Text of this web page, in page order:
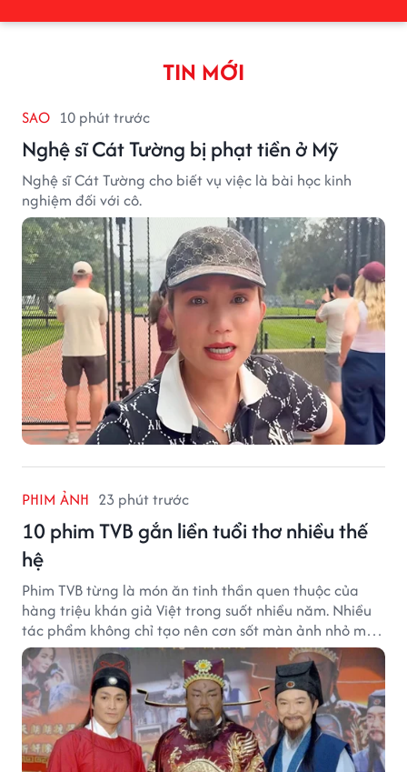
TIN MỚI
SAO 10 phút trước
Nghệ sĩ Cát Tường bị phạt tiền ở Mỹ
Nghệ sĩ Cát Tường cho biết vụ việc là bài học kinh
nghiệm đối với cô.
PHIM ẢNH 23 phút trước
10 phim TVB gắn liền tuổi thơ nhiều thế
hệ
Phim TVB từng là món ăn tinh thần quen thuộc của
hàng triệu khán giả Việt trong suốt nhiều năm. Nhiều
tác phẩm không chỉ tạo nên cơn sốt màn ảnh nhỏ mà
còn trở thành ký ức khó quên của cả một thế hệ.